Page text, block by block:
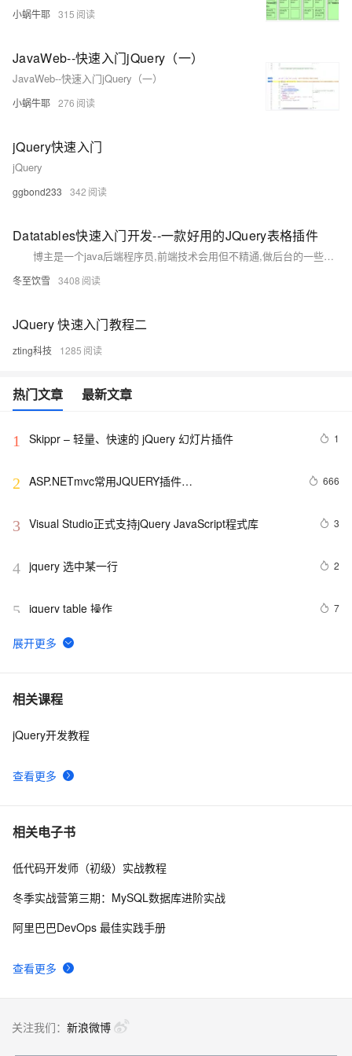
小蜗牛耶 315
JavaWeb--快速入门jQuery（一）
JavaWeb--快速入门jQuery（一）
小蜗牛耶 276
jQuery快速入门
jQuery
ggbond233 342
Datatables快速入门开发--一款好用的JQuery表格插件
博主是一个java后端程序员,前端技术会用但不精通,做后台的一些功能经常要涉及表格的展示,分页,搜索,排序等等一系列功能,在经历了一段时间的原始手段,开始接触并使用Datatables,一个jquery表格插件,上手很快,重点是超级好用,有完善的中文文档,今天有空,整理一下Datatable的一些使用方法及注意事项,以便随时查阅.
冬至饮雪 3408
JQuery 快速入门教程二
zting科技 1285
热门文章 最新文章
1 Skippr – 轻量、快速的 jQuery 幻灯片插件 1
2 ASP.NETmvc常用JQUERY插件
666
3 Visual Studio正式支持jQuery JavaScript程式库 3
4 jquery 选中某一行 2
5 jquery table 操作 7
6 jquery选择器大全
7 jQuery使用手册之动态效果(6)
8 jQuery技术内幕：深入解析jQuery架构设计与实现原
9 jquery 图片滚动特效制作 slide 图片类似窗帘式滚动
10
相关课程
查看更多
jQuery开发教程
相关电子书
查看更多
低代码开发师（初级）实战教程
冬季实战营第三期：MySQL数据库进阶实战
阿里巴巴DevOps 最佳实践手册
关注我们： 新浪微博